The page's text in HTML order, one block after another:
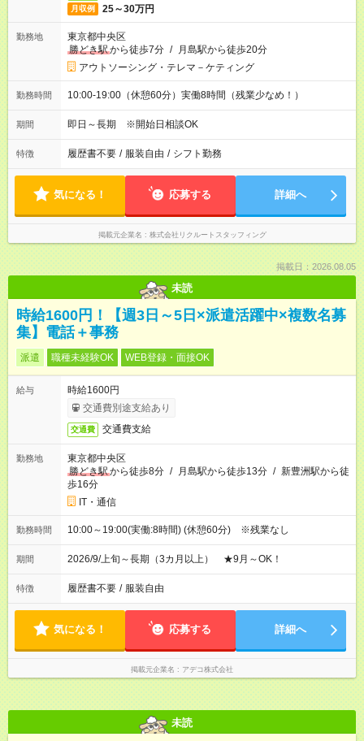
月収例 25～30万円
勤務地
東京都中央区
勝どき駅から徒歩7分 / 月島駅から徒歩20分
アウトソーシング・テレマ－ケティング
勤務時間 10:00-19:00（休憩60分）実働8時間（残業少なめ！）
期間 即日～長期 ※開始日相談OK
特徴 履歴書不要 / 服装自由 / シフト勤務
気になる！ 応募する 詳細へ
掲載元企業名 株式会社リクルートスタッフィング
掲載日：2026.08.05
未読
時給1600円！【週3日～5日×派遣活躍中×複数名募
集】電話＋事務
派遣 職種未経験OK WEB登録・面接OK
給与
時給1600円
交通費別途支給あり
交通費 交通費支給
勤務地
東京都中央区
勝どき駅から徒歩8分 / 月島駅から徒歩13分 / 新豊洲駅から徒
歩16分
IT・通信
勤務時間 10:00～19:00(実働:8時間) (休憩60分) ※残業なし
期間 2026/9/上旬～長期（3カ月以上） ★9月～OK！
特徴 履歴書不要 / 服装自由
気になる！ 応募する 詳細へ
掲載元企業名 アデコ株式会社
未読